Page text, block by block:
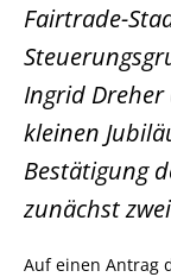
Fairtrade-
Ingrid
kleinen
Bestätigung
zunächst
Auf einen Antrag